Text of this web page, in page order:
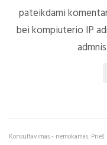
pateikdami
bei kompiuterio IP
Konsultavimas - nemokamas.